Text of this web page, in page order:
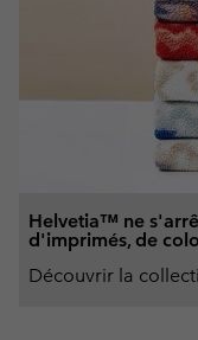
Helvetia™ ne
d'imprimés, de
Découvrir la